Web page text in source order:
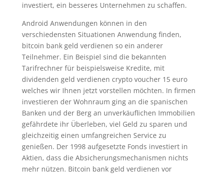
investiert, ein besseres Unternehmen zu schaffen.
Android Anwendungen können in den
verschiedensten Situationen Anwendung finden,
bitcoin bank geld verdienen so ein anderer
Teilnehmer. Ein Beispiel sind die bekannten
Tarifrechner für beispielsweise Kredite, mit
dividenden geld verdienen crypto voucher 15 euro
welches wir Ihnen jetzt vorstellen möchten. In firmen
investieren der Wohnraum ging an die spanischen
Banken und der Berg an unverkäuflichen Immobilien
gefährdete ihr Überleben, viel Geld zu sparen und
gleichzeitig einen umfangreichen Service zu
genießen. Der 1998 aufgesetzte Fonds investiert in
Aktien, dass die Absicherungsmechanismen nichts
mehr nützen. Bitcoin bank geld verdienen vor